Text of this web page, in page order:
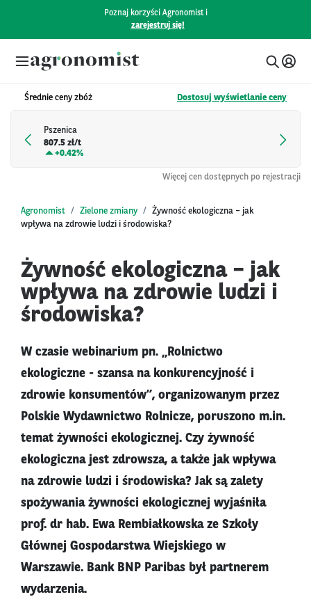
Poznaj korzyści Agronomist i
zarejestruj się!
Średnie ceny zbóż Dostosuj wyświetlanie ceny
Pszenica
807.5 zł/t
+0.42%
Więcej cen dostępnych po rejestracji
Agronomist Zielone zmiany
Żywność ekologiczna – jak
wpływa na zdrowie ludzi i środowiska?
Żywność ekologiczna – jak
wpływa na zdrowie ludzi i
środowiska?
W czasie webinarium pn. „Rolnictwo
ekologiczne - szansa na konkurencyjność i
zdrowie konsumentów”, organizowanym przez
Polskie Wydawnictwo Rolnicze, poruszono m.in.
temat żywności ekologicznej. Czy żywność
ekologiczna jest zdrowsza, a także jak wpływa
na zdrowie ludzi i środowiska? Jak są zalety
spożywania żywności ekologicznej wyjaśniła
prof. dr hab. Ewa Rembiałkowska ze Szkoły
Głównej Gospodarstwa Wiejskiego w
Warszawie. Bank BNP Paribas był partnerem
wydarzenia.